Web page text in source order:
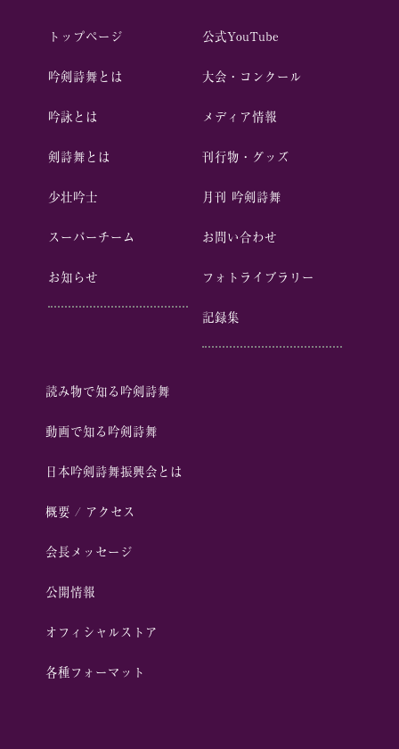
トップページ
吟剣詩舞とは
吟詠とは
剣詩舞とは
少壮吟⼠
スーパーチーム
お知らせ
公式YouTube
⼤会・コンクール
メディア情報
刊行物・グッズ
⽉刊 吟剣詩舞
お問い合わせ
フォトライブラリー
記録集
読み物で知る吟剣詩舞
動画で知る吟剣詩舞
⽇本吟剣詩舞振興会とは
概要 / アクセス
会⻑メッセージ
公開情報
オフィシャルストア
各種フォーマット